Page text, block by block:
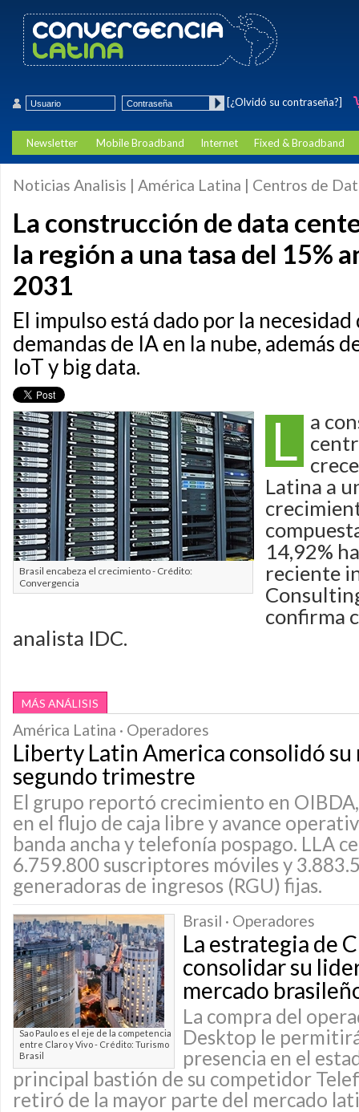
[¿Olvidó su contraseña?]
Newsletter Mobile Broadband Internet Fixed & Broadband
Noticias Analisis | América Latina | Centros de
La construcción de data
la región a una tasa del 15%
2031
El impulso está dado por la
demandas de IA en la nube, además
IoT y big data.
Brasil encabeza el crecimiento - Crédito:
Convergencia
L a
Latina a
14,92%
reciente
confirma
analista IDC.
MÁS ANÁLISIS
América Latina · Operadores
Liberty Latin America consolidó
segundo trimestre
El grupo reportó crecimiento en
en el flujo de caja libre y avance
banda ancha y telefonía pospago. LLA
6.759.800 suscriptores móviles y
generadoras de ingresos (RGU) fijas.
Sao Paulo es el eje de la competencia
entre Claro y Vivo - Crédito: Turismo
Brasil
Brasil · Operadores
La estrategia de
consolidar su
mercado
La compra del
Desktop le
presencia en el
principal bastión de su competidor
retiró de la mayor parte del mercado